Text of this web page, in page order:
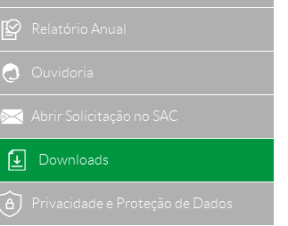
Relatório Anual
Ouvidoria
Abrir Solicitação no SAC
Downloads
Privacidade e Proteção de Dados